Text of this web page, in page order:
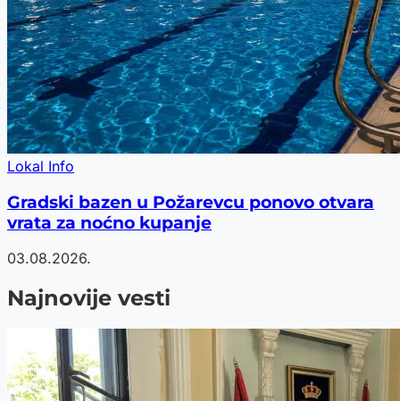
Lokal Info
Gradski bazen u Požarevcu ponovo otvara
vrata za noćno kupanje
03.08.2026.
Najnovije vesti